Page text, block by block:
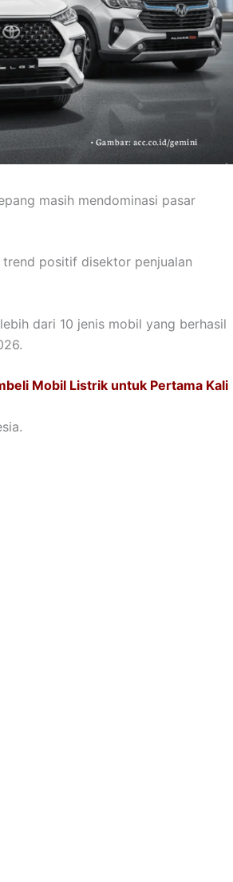
masih mendominasi pasar
positif disektor penjualan
dari 10 jenis mobil yang berhasil
Mobil Listrik untuk Pertama Kali